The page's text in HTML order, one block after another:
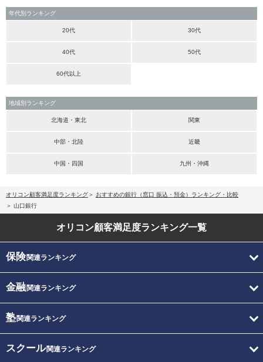
年代別ランキング
20代 30代
40代 50代
60代以上
地域別ランキング
北海道・東北 関東
中部・北陸 近畿
中国・四国 九州・沖縄
オリコン顧客満足度ランキング
おすすめの銀行（窓口 振込・預金）ランキング・比較
山口銀行
オリコン顧客満足度ランキング一覧
保険関連ランキング
金融関連ランキング
塾関連ランキング
スクール関連ランキング